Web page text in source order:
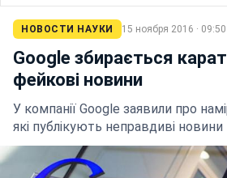
НОВОСТИ НАУКИ 15 ноября 2016 · 09:50
Google збирається
фейкові новини
У компанії Google заявили про
які публікують неправдиві новини